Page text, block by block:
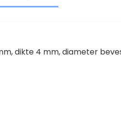
dikte 4 mm, diameter